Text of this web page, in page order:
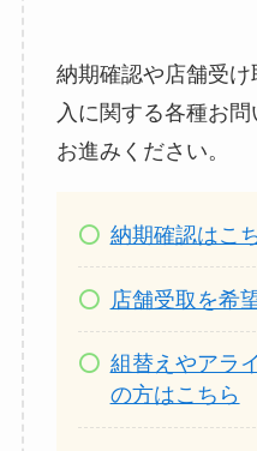
納期確認や店舗受
入に関する各種お
お進みください。
納期確認はこ
店舗受取を希
組替えやアラ
の方はこちら